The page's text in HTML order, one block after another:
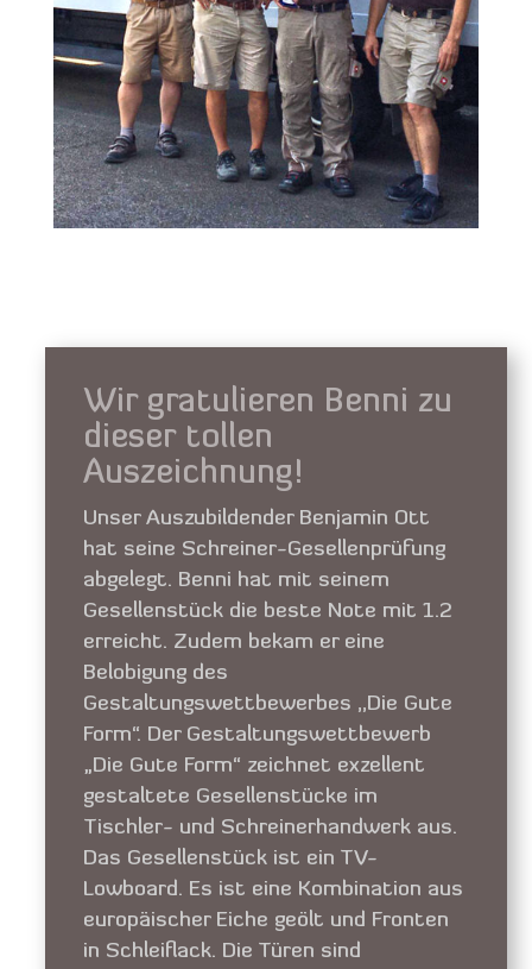
Wir gratulieren Benni zu
dieser tollen
Auszeichnung!
Unser Auszubildender Benjamin Ott
hat seine Schreiner-Gesellenprüfung
abgelegt. Benni hat mit seinem
Gesellenstück die beste Note mit 1.2
erreicht. Zudem bekam er eine
Belobigung des
Gestaltungswettbewerbes ,,Die Gute
Form“. Der Gestaltungswettbewerb
„Die Gute Form“ zeichnet exzel­lent
gestal­tete Gesellen­stücke im
Tischler- und Schreiner­hand­werk aus.
Das Gesellenstück ist ein TV-
Lowboard. Es ist eine Kombination aus
europäischer Eiche geölt und Fronten
in Schleiflack. Die Türen sind